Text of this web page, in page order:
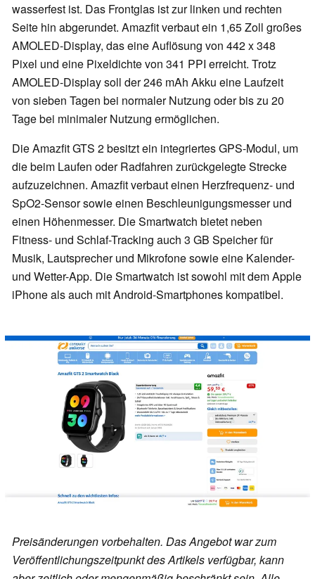
wasserfest ist. Das Frontglas ist zur linken und rechten
Seite hin abgerundet. Amazfit verbaut ein 1,65 Zoll großes
AMOLED-Display, das eine Auflösung von 442 x 348
Pixel und eine Pixeldichte von 341 PPI erreicht. Trotz
AMOLED-Display soll der 246 mAh Akku eine Laufzeit
von sieben Tagen bei normaler Nutzung oder bis zu 20
Tage bei minimaler Nutzung ermöglichen.
Die Amazfit GTS 2 besitzt ein integriertes GPS-Modul, um
die beim Laufen oder Radfahren zurückgelegte Strecke
aufzuzeichnen. Amazfit verbaut einen Herzfrequenz- und
SpO2-Sensor sowie einen Beschleunigungsmesser und
einen Höhenmesser. Die Smartwatch bietet neben
Fitness- und Schlaf-Tracking auch 3 GB Speicher für
Musik, Lautsprecher und Mikrofone sowie eine Kalender-
und Wetter-App. Die Smartwatch ist sowohl mit dem Apple
iPhone als auch mit Android-Smartphones kompatibel.
Preisänderungen vorbehalten. Das Angebot war zum
Veröffentlichungszeitpunkt des Artikels verfügbar, kann